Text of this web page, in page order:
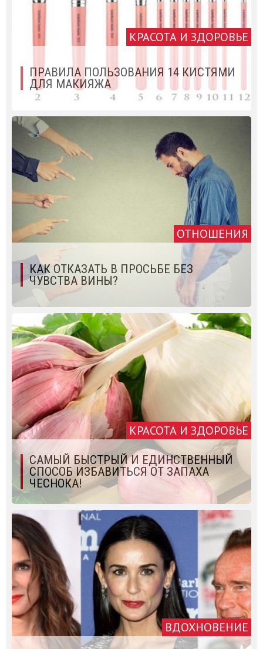
КРАСОТА И ЗДОРОВЬЕ
ПРАВИЛА ПОЛЬЗОВАНИЯ 14 КИСТЯМИ
ДЛЯ МАКИЯЖА
ОТНОШЕНИЯ
КАК ОТКАЗАТЬ В ПРОСЬБЕ БЕЗ
ЧУВСТВА ВИНЫ?
КРАСОТА И ЗДОРОВЬЕ
САМЫЙ БЫСТРЫЙ И ЕДИНСТВЕННЫЙ
СПОСОБ ИЗБАВИТЬСЯ ОТ ЗАПАХА
ЧЕСНОКА!
ВДОХНОВЕНИЕ